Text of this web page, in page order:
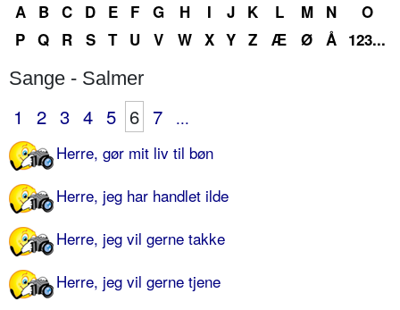
A B C D E F G H I J K L M N
O
P Q R S T U V W X Y Z Æ Ø Å 123...
Sange - Salmer
1 2 3 4 5 6 7
...
Herre, gør mit liv til bøn
Herre, jeg har handlet ilde
Herre, jeg vil gerne takke
Herre, jeg vil gerne tjene